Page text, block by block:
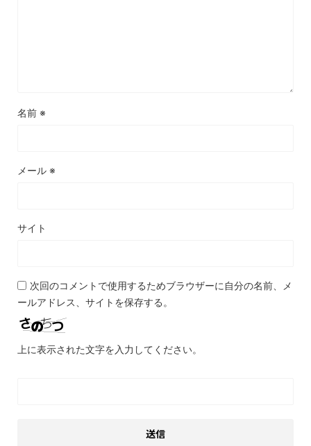
名前 ※
メール ※
サイト
次回のコメントで使用するためブラウザーに自分の名前、メ
ールアドレス、サイトを保存する。
上に表示された文字を入力してください。